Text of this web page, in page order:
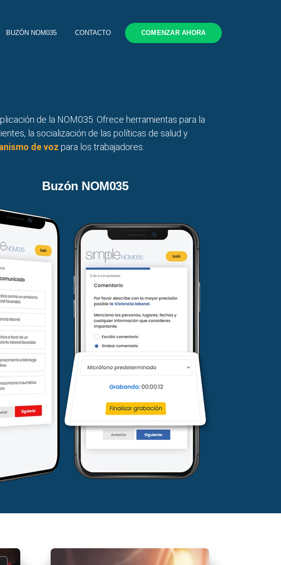
BUZÓN NOM035 CONTACTO COMENZAR AHORA
de la NOM035. Ofrece herramientas para la
la socialización de las políticas de salud y
de voz para los trabajadores.
Buzón NOM035